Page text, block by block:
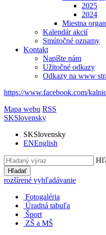
2025
2024
Miestna
Kalendár akcií
Smútočné oznamy
Kontakt
Napíšte nám
Užitočné odkazy
Odkazy na www
https://www.facebook.com/
Mapa webu RSS
SKSlovensky
SKSlovensky
ENEnglish
Hľadať
rozšírené vyhľadávanie
Fotogaléria
Úradná tabuľa
Šport
ZŠ a MŠ